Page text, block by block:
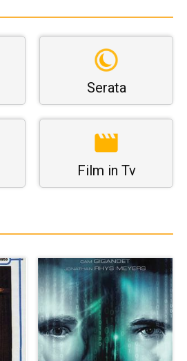
Serata
Film in Tv